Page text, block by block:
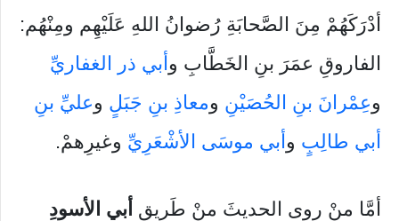
أدْرَكَهُمْ مِنَ الصَّحابَةِ رُضوانُ اللهِ عَلَيْهِم ومِنْهُم:
الفاروقِ عمَرَ بنِ الخَطَّابِ وأبي ذر الغفاريِّ
وعِمْرانَ بنِ الحُصَيْنِ ومعاذِ بنِ جَبَلٍ وعليِّ بنِ
أبي طالِبٍ وأبي موسَى الأشْعَرِيِّ وغيرِهمْ.
أمَّا منْ روى الحديثَ منْ طَريقِ أبي الأسودِ